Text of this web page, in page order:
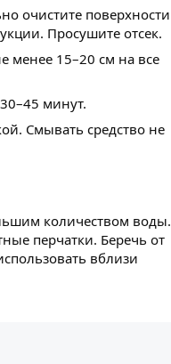
очистите поверхности
Просушите отсек.
менее 15–20 см на все
минут.
Смывать средство не
количеством воды.
перчатки. Беречь от
вблизи